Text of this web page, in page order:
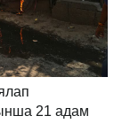
21 адам